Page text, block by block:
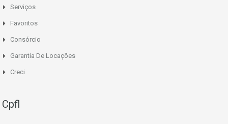
Serviços
Favoritos
Consórcio
Garantia De Locações
Creci
Cpfl